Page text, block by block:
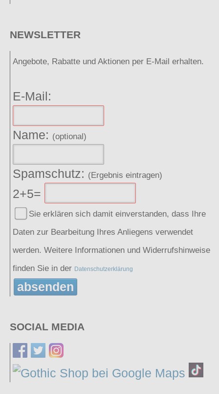
NEWSLETTER
Angebote, Rabatte und Aktionen per E-Mail erhalten.
E-Mail:
Name: (optional)
Spamschutz: (Ergebnis eintragen)
2+5=
Sie erklären sich damit einverstanden, dass Ihre
Daten zur Bearbeitung Ihres Anliegens verwendet
werden. Weitere Informationen und Widerrufshinweise
finden Sie in der Datenschutzerklärung
absenden
SOCIAL MEDIA